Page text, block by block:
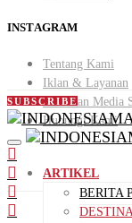
INSTAGRAM
Tentang Kami
Iklan & Layanan
Pedoman Media
Hubungi Kami
SUBSCRIBE
ARTIKEL
BERITA